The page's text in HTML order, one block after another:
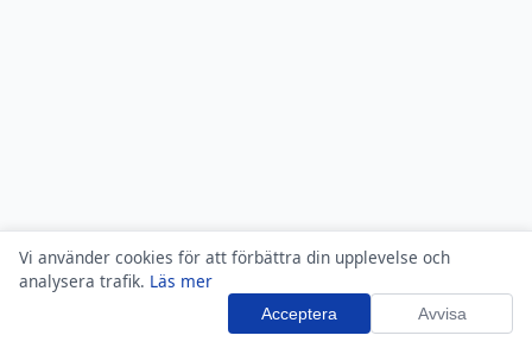
Vi använder cookies för att förbättra din upplevelse och
analysera trafik. Läs mer
Acceptera Avvisa